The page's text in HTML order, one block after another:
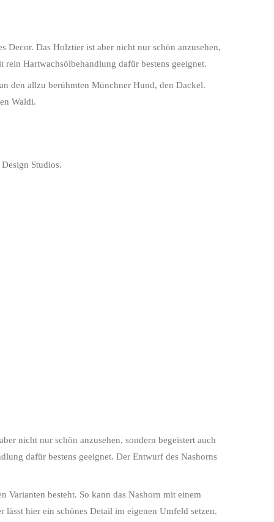
Decor. Das Holztier ist aber nicht nur schön anzusehen,
Hartwachsölbehandlung dafür bestens geeignet.
den allzu berühmten Münchner Hund, den Dackel.
Waldi.
Studios.
nicht nur schön anzusehen, sondern begeistert auch
dafür bestens geeignet. Der Entwurf des Nashorns
besteht. So kann das Nashorn mit einem
lässt hier ein schönes Detail im eigenen Umfeld setzen.